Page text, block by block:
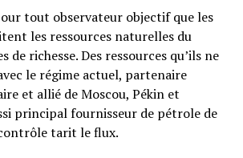
tout observateur objectif que les
les ressources naturelles du
de richesse. Des ressources qu’ils ne
le régime actuel, partenaire
et allié de Moscou, Pékin et
principal fournisseur de pétrole de
tarit le flux.